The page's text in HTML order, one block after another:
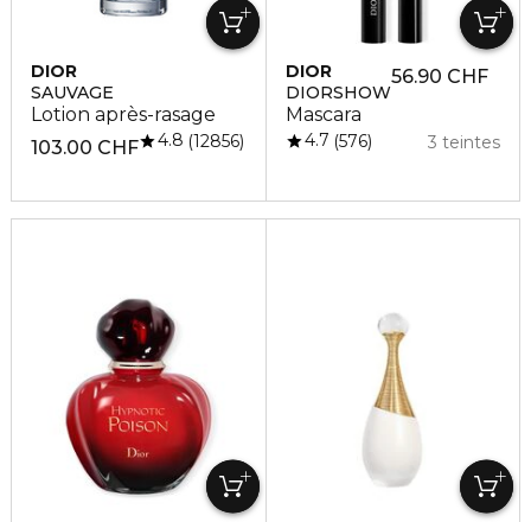
DIOR
SAUVAGE
Lotion après-rasage
103.00 CHF
4.8 12856
DIOR
DIORSHOW
Mascara
56.90 CHF
3 teintes
4.7 576